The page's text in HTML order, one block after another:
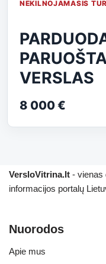
NEKILNOJAMASIS
VERSLAS
8 000 €
VersloVitrina.lt - vienas
informacijos portalų
Nuorodos
Apie mus